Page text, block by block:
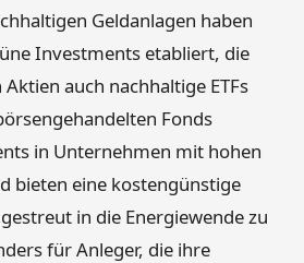
Geldanlagen haben
Investments etabliert, die
auch nachhaltige ETFs
Fonds
in Unternehmen mit hohen
bieten eine kostengünstige
in die Energiewende zu
für Anleger, die ihre